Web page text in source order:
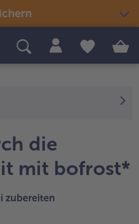
die
mit bofrost*
zubereiten